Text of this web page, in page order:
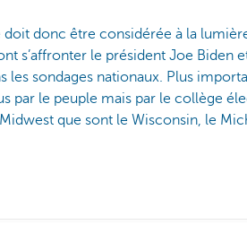
doit donc être considérée à la
s’affronter le président Joe Biden
les sondages nationaux. Plus
par le peuple mais par le collège
que sont le Wisconsin, le